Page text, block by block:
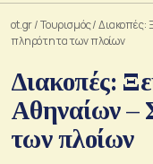
ot.gr/Τουρισμός/Διακοπές:
πληρότητα των πλοίων
Διακοπές:
Αθηναίων –
των πλοίων